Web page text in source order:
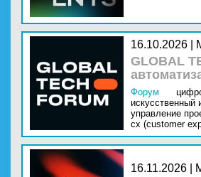
16.10.2026 |
GLOBAL
Форум
искусственный
управление
cx (customer
16.11.2026 |